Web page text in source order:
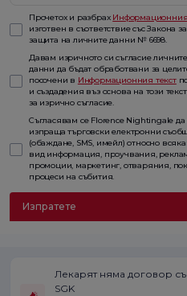
Прочетох и разбрах Информационния
изготвен в съответствие със Закона за
защита на личните данни № 6698.
Давам изричното си съгласие
данни да бъдат обработвани за
посочени в Информационния текст
и създадения въз основа на този текст
за изрично съгласие.
Съгласявам се Florence Nightingale
изпраща търговски електронни
(обаждане, SMS, имейл) относно
вид информация, проучвания,
промоции, маркетинг, отваряния,
процеси на събития.
Изпратете
Лекарят няма договор
SGK